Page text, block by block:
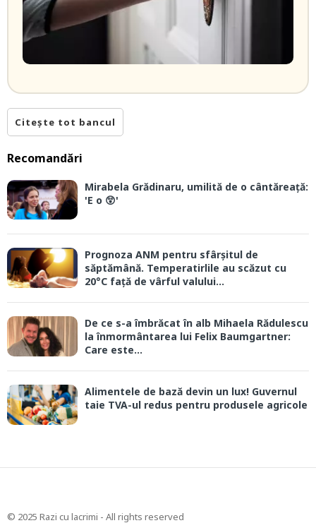
Citește tot bancul
Recomandări
Mirabela Grădinaru, umilită de o cântăreață:
'E o 😲'
Prognoza ANM pentru sfârșitul de
săptămână. Temperatirlile au scăzut cu
20°C față de vârful valului...
De ce s-a îmbrăcat în alb Mihaela Rădulescu
la înmormântarea lui Felix Baumgartner:
Care este...
Alimentele de bază devin un lux! Guvernul
taie TVA-ul redus pentru produsele agricole
© 2025 Razi cu lacrimi - All rights reserved